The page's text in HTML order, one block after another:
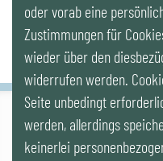
IG LEBENSZYKLUS BAU
Wipplingerstr. 10/Top 9, Stoß im
oder vorab eine
Zustimmungen für
wieder über den
widerrufen werden.
Seite unbedingt
werden, allerdings
keinerlei